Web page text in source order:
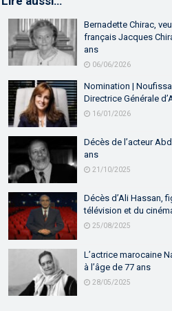
Bernadette Chirac,
français Jacques
ans
06/06/2026
Nomination |
Directrice Générale
16/01/2026
Décès de l’acteur
ans
21/10/2025
Décès d’Ali Hassan,
télévision et du
25/08/2025
L’actrice marocaine
à l’âge de 77 ans
28/05/2025